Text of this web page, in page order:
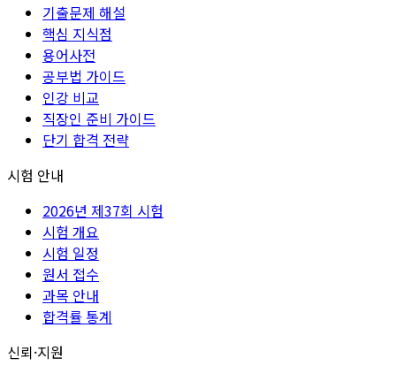
기출문제 해설
핵심 지식점
용어사전
공부법 가이드
인강 비교
직장인 준비 가이드
단기 합격 전략
시험 안내
2026년 제37회 시험
시험 개요
시험 일정
원서 접수
과목 안내
합격률 통계
신뢰·지원